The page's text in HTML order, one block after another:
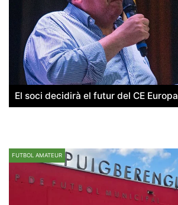
El soci decidirà el futur del CE Europa
FUTBOL AMATEUR